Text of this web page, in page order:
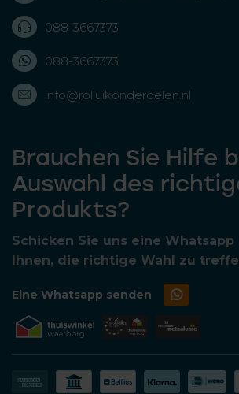
088-3667373
088-3667373
info@rolluikonderdelen.nl
Brauchen Sie Hilfe
Auswahl des
Produkts?
Schicken Sie uns eine
Ihnen, die richtige Wahl zu
Eine Whatsapp senden